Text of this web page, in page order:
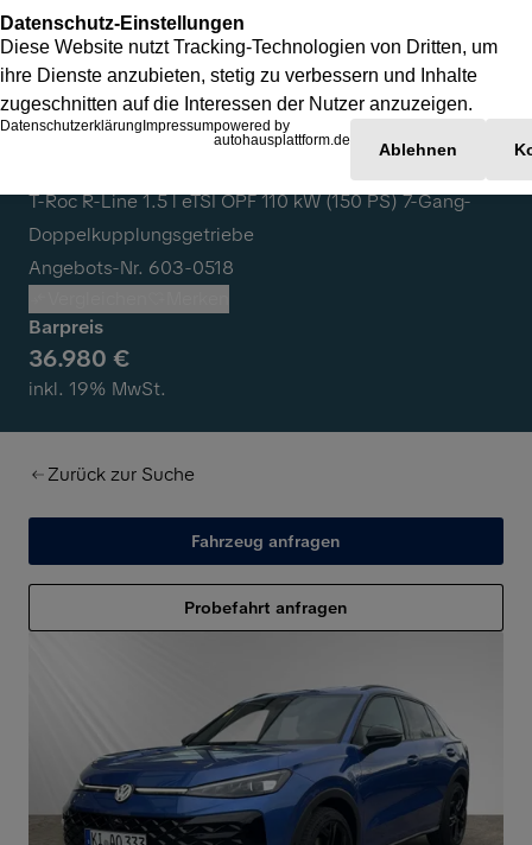
T-Roc R-Line 1.5 l eTSI OPF 110 kW (150 PS) 7-Gang-
Doppelkupplungsgetriebe
Angebots-Nr. 603-0518
Barpreis
36.980 €
inkl. 19% MwSt.
Zurück zur Suche
Fahrzeug anfragen
Probefahrt anfragen